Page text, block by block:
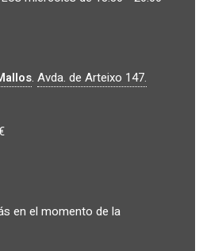
. Avda. de Arteixo 147.
en el momento de la